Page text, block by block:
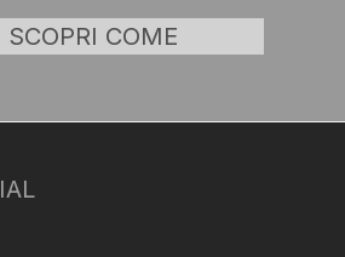
SCOPRI COME